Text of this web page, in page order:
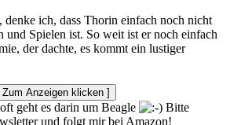
denke ich, dass Thorin einfach noch nicht
Spielen ist. So weit ist er noch einfach
der dachte, es kommt ein lustiger
geht es darin um Beagle
Bitte
und folgt mir bei Amazon!